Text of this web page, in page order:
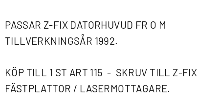
PASSAR Z-FIX DATORHUVUD FR O M
TILLVERKNINGSÅR 1992.
KÖP TILL 1 ST ART 115 - SKRUV TILL Z-FIX
FÄSTPLATTOR / LASERMOTTAGARE.